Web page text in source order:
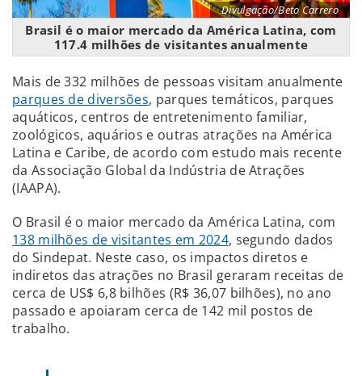
Divulgação/Beto Carrero
Brasil é o maior mercado da América Latina, com
117.4 milhões de visitantes anualmente
Mais de 332 milhões de pessoas visitam anualmente
parques de diversões, parques temáticos, parques
aquáticos, centros de entretenimento familiar,
zoológicos, aquários e outras atrações na América
Latina e Caribe, de acordo com estudo mais recente
da Associação Global da Indústria de Atrações
(IAAPA).
O Brasil é o maior mercado da América Latina, com
138 milhões de visitantes em 2024, segundo dados
do Sindepat. Neste caso, os impactos diretos e
indiretos das atrações no Brasil geraram receitas de
cerca de US$ 6,8 bilhões (R$ 36,07 bilhões), no ano
passado e apoiaram cerca de 142 mil postos de
trabalho.